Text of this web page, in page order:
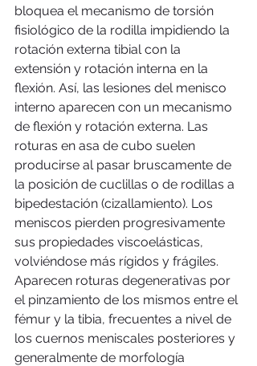
bloquea el mecanismo de torsión
fisiológico de la rodilla impidiendo la
rotación externa tibial con la
extensión y rotación interna en la
flexión. Así, las lesiones del menisco
interno aparecen con un mecanismo
de flexión y rotación externa. Las
roturas en asa de cubo suelen
producirse al pasar bruscamente de
la posición de cuclillas o de rodillas a
bipedestación (cizallamiento). Los
meniscos pierden progresivamente
sus propiedades viscoelásticas,
volviéndose más rígidos y frágiles.
Aparecen roturas degenerativas por
el pinzamiento de los mismos entre el
fémur y la tibia, frecuentes a nivel de
los cuernos meniscales posteriores y
generalmente de morfología